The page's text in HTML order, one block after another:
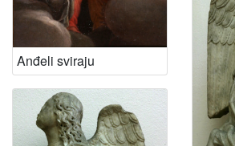
Anđeli sviraju